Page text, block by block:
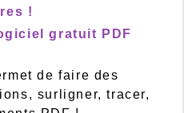
!
gratuit PDF
de faire des
surligner, tracer,